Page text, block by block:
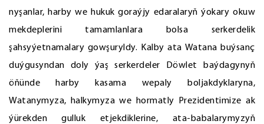
nyşanlar, harby we hukuk goraýjy edaralaryň ýokary okuw
mekdeplerini tamamlanlara bolsa serkerdelik
şahsyýetnamalary gowşuryldy. Kalby ata Watana buýsanç
duýgusyndan doly ýaş serkerdeler Döwlet baýdagynyň
öňünde harby kasama wepaly boljakdyklaryna,
Watanymyza, halkymyza we hormatly Prezidentimize ak
ýürekden gulluk etjekdiklerine, ata-babalarymyzyň